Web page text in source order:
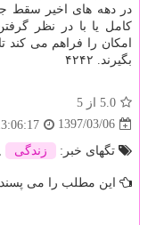
در دهه های اخیر سقط
كامل یا با در نظر
امكان را فراهم می كند
بگیرند. ۴۲۴۲
5.0 از 5
1397/03/06
تگهای خبر:
زندگی
این مطلب را می